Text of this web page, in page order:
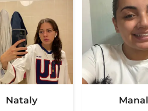
Nataly Manal